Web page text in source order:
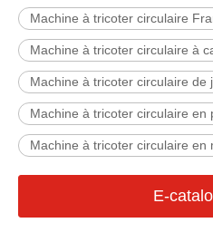
Machine à tricoter circulaire
Machine à tricoter circulaire à
Machine à tricoter circulaire de
Machine à tricoter circulaire en
Machine à tricoter circulaire en
E-